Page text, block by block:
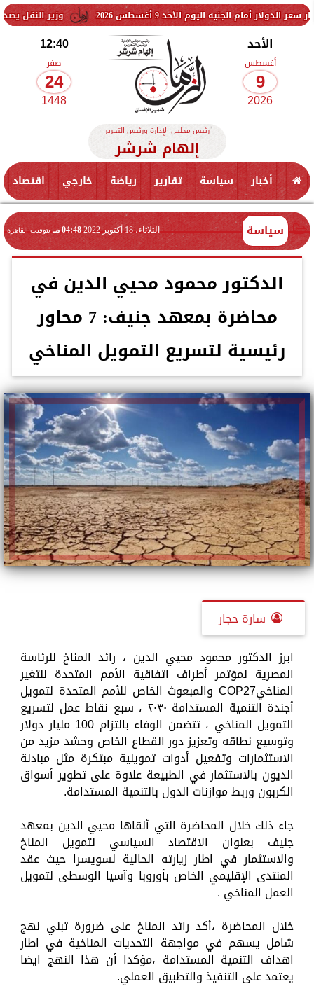
وزير النقل يصدر قرارًا بنزع اليوم الأحد 9 أغسطس 2026
الأحد
أغسطس
9
2026
12:40
صفر
24
1448
رئيس مجلس الإدارة ورئيس التحرير
إلهام شرشر
أخبار سياسة تقارير رياضة خارجي اقتصاد
سياسة الثلاثاء، 18 أكتوبر 2022 04:48 مـ بتوقيت القاهرة
الدكتور محمود محيي الدين في
محاضرة بمعهد جنيف: 7 محاور
رئيسية لتسريع التمويل المناخي
سارة حجار
ابرز الدكتور محمود محيي الدين ، رائد المناخ للرئاسة
المصرية لمؤتمر أطراف اتفاقية الأمم المتحدة للتغير
المناخيCOP27 والمبعوث الخاص للأمم المتحدة لتمويل
أجندة التنمية المستدامة ٢٠٣٠ ، سبع نقاط عمل لتسريع
التمويل المناخي ، تتضمن الوفاء بالتزام 100 مليار دولار
وتوسيع نطاقه وتعزيز دور القطاع الخاص وحشد مزيد من
الاستثمارات وتفعيل أدوات تمويلية مبتكرة مثل مبادلة
الديون بالاستثمار في الطبيعة علاوة على تطوير أسواق
الكربون وربط موازنات الدول بالتنمية المستدامة.
جاء ذلك خلال المحاضرة التي ألقاها محيي الدين بمعهد
جنيف بعنوان الاقتصاد السياسي لتمويل المناخ
والاستثمار في اطار زيارته الحالية لسويسرا حيث عقد
المنتدى الإقليمي الخاص بأوروبا وآسيا الوسطى لتمويل
العمل المناخي .
خلال المحاضرة ،أكد رائد المناخ على ضرورة تبني نهج
شامل يسهم في مواجهة التحديات المناخية في اطار
اهداف التنمية المستدامة ،مؤكدا أن هذا النهج ايضا
يعتمد على التنفيذ والتطبيق العملي.